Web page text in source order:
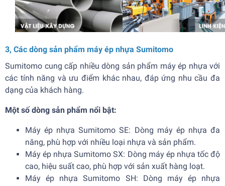
3, Các dòng sản phẩm máy ép nhựa Sumitomo
Sumitomo cung cấp nhiều dòng sản phẩm máy ép nhựa với
các tính năng và ưu điểm khác nhau, đáp ứng nhu cầu đa
dạng của khách hàng.
Một số dòng sản phẩm nổi bật:
Máy ép nhựa Sumitomo SE: Dòng máy ép nhựa đa
năng, phù hợp với nhiều loại nhựa và sản phẩm.
Máy ép nhựa Sumitomo SX: Dòng máy ép nhựa tốc độ
cao, hiệu suất cao, phù hợp với sản xuất hàng loạt.
Máy ép nhựa Sumitomo SH: Dòng máy ép nhựa